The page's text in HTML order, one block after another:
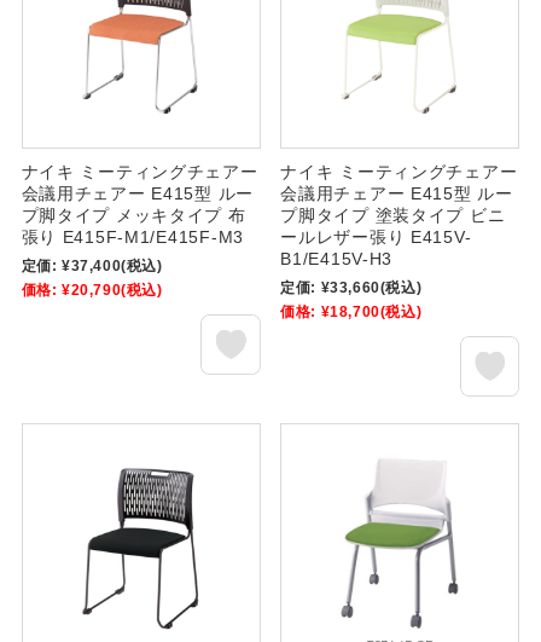
ナイキ ミーティングチェアー
会議用チェアー E415型 ルー
プ脚タイプ メッキタイプ 布
張り E415F-M1/E415F-M3
定価: ¥37,400(税込)
価格: ¥20,790(税込)
ナイキ ミーティングチェアー
会議用チェアー E415型 ルー
プ脚タイプ 塗装タイプ ビニ
ールレザー張り E415V-
B1/E415V-H3
定価: ¥33,660(税込)
価格: ¥18,700(税込)